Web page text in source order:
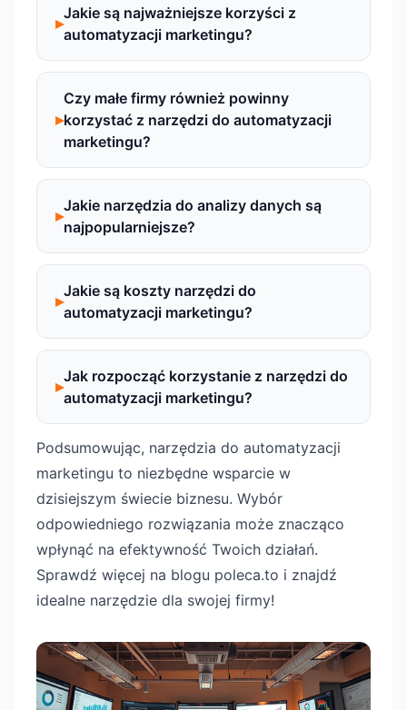
Jakie są najważniejsze korzyści z
automatyzacji marketingu?
Czy małe firmy również powinny
korzystać z narzędzi do automatyzacji
marketingu?
Jakie narzędzia do analizy danych są
najpopularniejsze?
Jakie są koszty narzędzi do
automatyzacji marketingu?
Jak rozpocząć korzystanie z narzędzi do
automatyzacji marketingu?
Podsumowując, narzędzia do automatyzacji
marketingu to niezbędne wsparcie w
dzisiejszym świecie biznesu. Wybór
odpowiedniego rozwiązania może znacząco
wpłynąć na efektywność Twoich działań.
Sprawdź więcej na blogu poleca.to i znajdź
idealne narzędzie dla swojej firmy!